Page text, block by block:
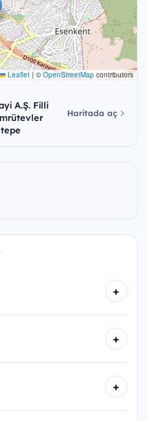
Leaflet | ©OpenStreetMap contributors
A.Ş. Filli
Haritada aç
+
+
+